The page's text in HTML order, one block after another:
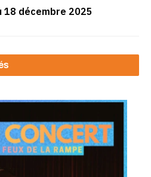
18 décembre 2025